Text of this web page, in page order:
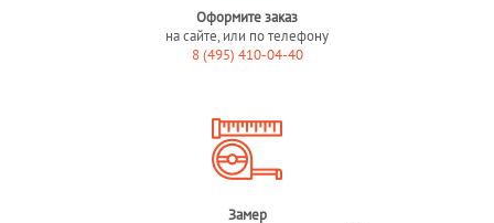
Оформите заказ
на сайте, или по телефону
8 (495) 410-04-40
Замер